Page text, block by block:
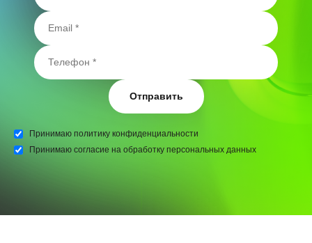
Отправить
Принимаю политику конфиденциальности
Принимаю согласие на обработку персональных данных